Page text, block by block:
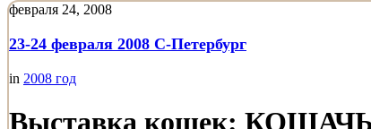
февраля 24, 2008
23-24 февраля 2008 С-Петербург
in 2008 год
Выставка кошек: